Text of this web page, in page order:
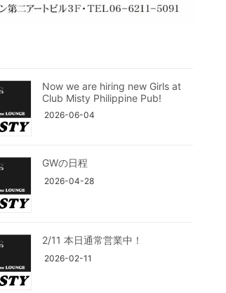
Now we are hiring new Girls at
Club Misty Philippine Pub!
2026-06-04
GWの日程
2026-04-28
2/11 本日通常営業中！
2026-02-11